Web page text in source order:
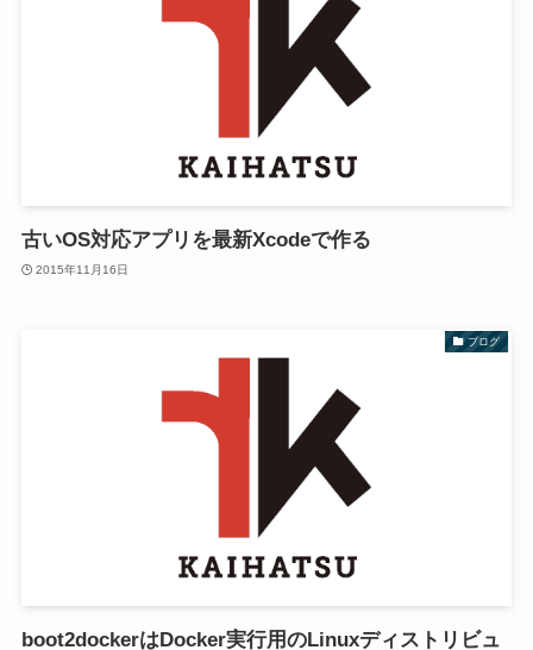
古いOS対応アプリを最新Xcodeで作る
2015年11月16日
ブログ
boot2dockerはDocker実行用のLinuxディストリビュ